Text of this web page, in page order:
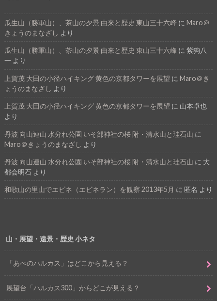
瓜生山（勝軍山）、茶山の夕景 由来と歴史 東山三十六峰 に Maro＠
きょうのまなざし より
瓜生山（勝軍山）、茶山の夕景 由来と歴史 東山三十六峰 に 紫狗八
一 より
上賀茂 大田の小径ハイキング 黄色の京都タワーを展望 に Maro＠き
ょうのまなざし より
上賀茂 大田の小径ハイキング 黄色の京都タワーを展望 に 山本卓也
より
丹波 向山連山 水分れ公園 いそ部神社の桜 附・清水山と珪石山 に
Maro＠きょうのまなざし より
丹波 向山連山 水分れ公園 いそ部神社の桜 附・清水山と珪石山 に 大
都会明石より
和歌山の里山でエビネ（エビネラン）を観察 2013年5月 に 匿名 より
山・展望・遠景・歴史 小ネタ
「あべのハルカス」はどこから見える？
展望台「ハルカス300」からどこが見える？